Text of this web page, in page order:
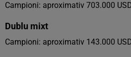
Campioni: aproximativ 703.000
Dublu mixt
Campioni: aproximativ 143.000